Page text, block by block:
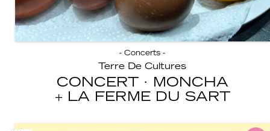
- Concerts -
Terre De Cultures
CONCERT · MONCHA
LA FERME DU SART